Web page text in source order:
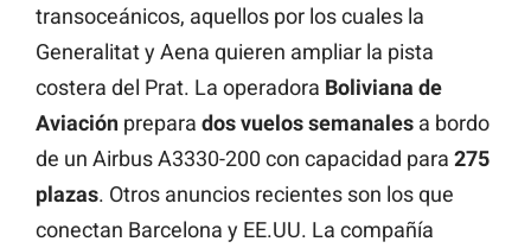
transoceánicos, aquellos por los cuales la
Generalitat y Aena quieren ampliar la pista
costera del Prat. La operadora Boliviana de
Aviación prepara dos vuelos semanales a bordo
de un Airbus A3330-200 con capacidad para 275
plazas. Otros anuncios recientes son los que
conectan Barcelona y EE.UU. La compañía